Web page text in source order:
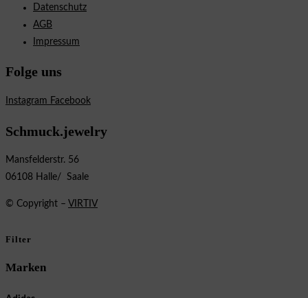
Datenschutz
AGB
Impressum
Folge uns
Instagram Facebook
Schmuck.jewelry
Mansfelderstr. 56
06108 Halle/ Saale
© Copyright – VIRTIV
Filter
Marken